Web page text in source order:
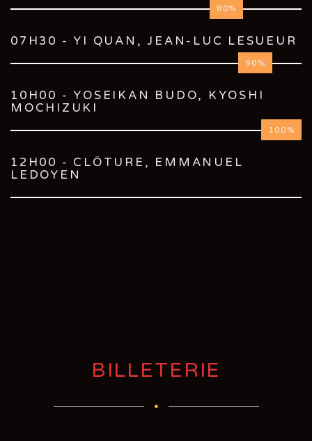
80
07H30 - YI QUAN, JEAN-LUC LESUEUR
90
10H00 - YOSEIKAN BUDO, KYOSHI
MOCHIZUKI
100
12H00 - CLÔTURE, EMMANUEL
LEDOYEN
BILLETERIE